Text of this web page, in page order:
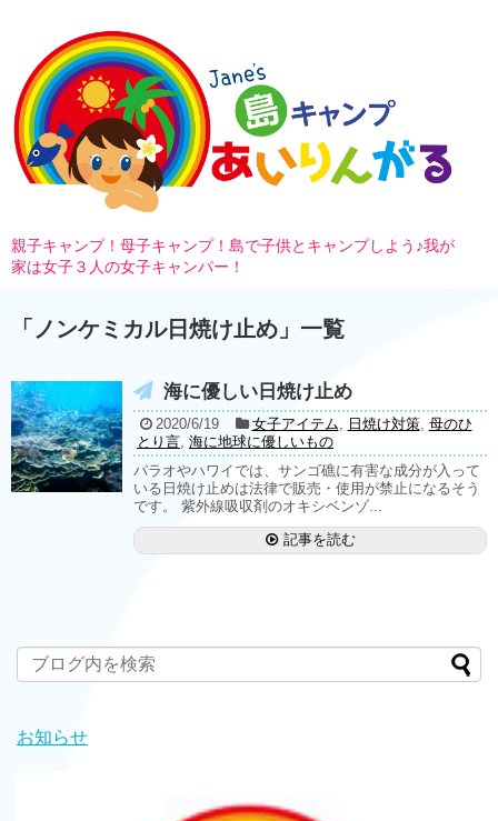
親子キャンプ！母子キャンプ！島で子供とキャンプしよう♪我が
家は女子３人の女子キャンパー！
「 ノンケミカル日焼け止め 」 一覧
海に優しい日焼け止め
2020/6/19 女子アイテム 日焼け対策, 母のひ
とり言 海に地球に優しいもの
パラオやハワイでは、サンゴ礁に有害な成分が入って
いる日焼け止めは法律で販売・使用が禁止になるそう
です。 紫外線吸収剤のオキシベンゾ...
記事を読む
お知らせ